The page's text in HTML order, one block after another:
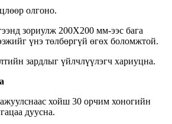
олгоно.
зориулж 200X200 мм-ээс бага
үнэ төлбөргүй өгөх боломжтой.
зардлыг үйлчлүүлэгч хариуцна.
хойш 30 орчим хоногийн
дуусна.